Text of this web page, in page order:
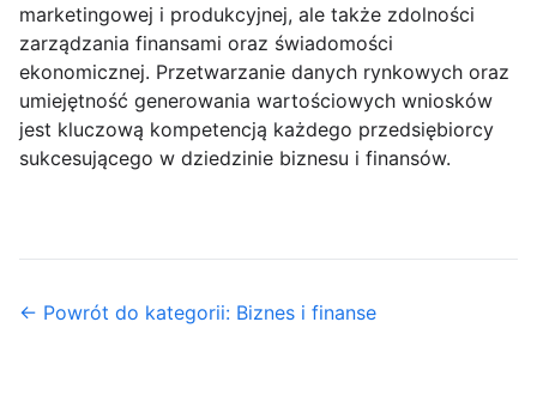
marketingowej i produkcyjnej, ale także zdolności
zarządzania finansami oraz świadomości
ekonomicznej. Przetwarzanie danych rynkowych oraz
umiejętność generowania wartościowych wniosków
jest kluczową kompetencją każdego przedsiębiorcy
sukcesującego w dziedzinie biznesu i finansów.
← Powrót do kategorii: Biznes i finanse